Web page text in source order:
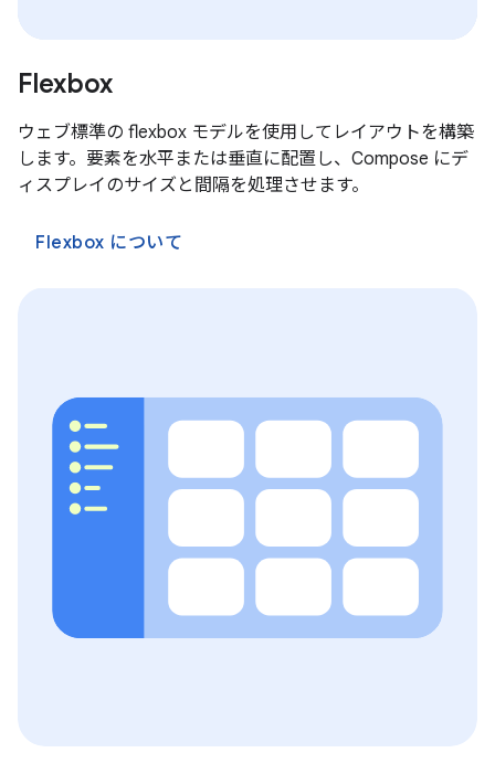
Flexbox
ウェブ標準の flexbox モデルを使用してレイアウトを構築
します。要素を水平または垂直に配置し、Compose にデ
ィスプレイのサイズと間隔を処理させます。
Flexbox について